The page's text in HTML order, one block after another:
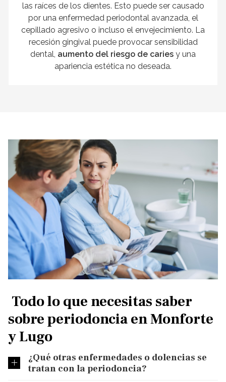
las raíces de los dientes. Esto puede ser causado
por una enfermedad periodontal avanzada, el
cepillado agresivo o incluso el envejecimiento. La
recesión gingival puede provocar sensibilidad
dental, aumento del riesgo de caries y una
apariencia estética no deseada.
Todo lo que necesitas saber
sobre periodoncia en Monforte
y Lugo
¿Qué otras enfermedades o dolencias se
tratan con la periodoncia?